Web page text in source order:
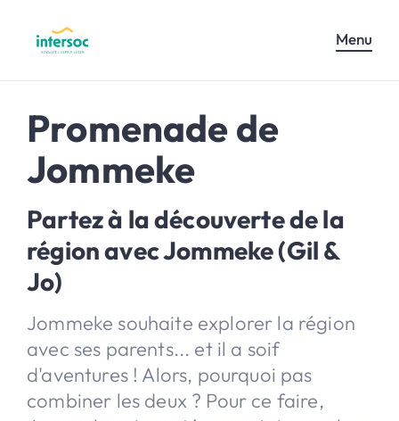
Menu
Promenade de
Jommeke
Partez à la découverte de la
région avec Jommeke (Gil &
Jo)
Jommeke souhaite explorer la région
avec ses parents... et il a soif
d'aventures ! Alors, pourquoi pas
combiner les deux ? Pour ce faire,